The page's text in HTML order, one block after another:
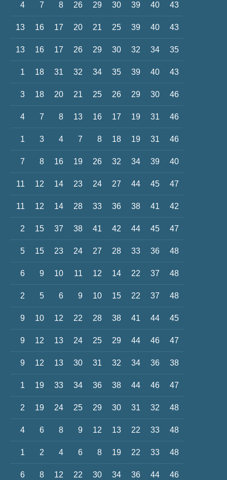
4 7 8 26 29 30 39 40 43
13 16 17 20 21 25 39 40 43
13 16 17 26 29 30 32 34 35
1 18 31 32 34 35 39 40 43
3 18 20 21 25 26 29 30 46
4 7 8 13 16 17 19 31 46
1 3 4 7 8 18 19 31 46
7 8 16 19 26 32 34 39 40
11 12 14 23 24 27 44 45 47
11 12 14 28 33 36 38 41 42
2 15 37 38 41 42 44 45 47
5 15 23 24 27 28 33 36 48
6 9 10 11 12 14 22 37 48
2 5 6 9 10 15 22 37 48
9 10 12 22 28 38 41 44 45
9 12 13 24 25 29 44 46 47
9 12 13 30 31 32 34 36 38
1 19 33 34 36 38 44 46 47
2 19 24 25 29 30 31 32 48
4 6 8 9 12 13 22 33 48
1 2 4 6 8 19 22 33 48
6 8 12 22 30 34 36 44 46